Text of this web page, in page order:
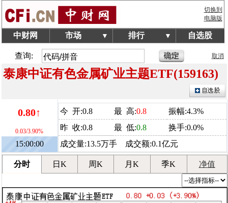
切换到
电脑版
中财网 市场 ▼ 排行 ▼ 自选股
查询: 取消
泰康中证有色金属矿业主题ETF(159163)
0.80↑
0.03/3.90%
15:00:00
今 开:0.8 最 高:0.8
振幅:4.3%
昨 收:0.8
最 低:0.8
换手:0.0%
成交量:13.5万手 成交额:0.1亿元
分时 日K 周K 月K 季K 净值